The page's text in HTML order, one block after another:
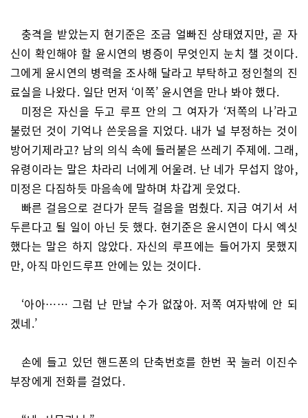
충격을 받았는지 현기준은 조금 얼빠진 상태였지만, 곧 자
신이 확인해야 할 윤시연의 병증이 무엇인지 눈치 챌 것이다.
그에게 윤시연의 병력을 조사해 달라고 부탁하고 정인철의 진
료실을 나왔다. 일단 먼저 ‘이쪽’ 윤시연을 만나 봐야 했다.
미정은 자신을 두고 루프 안의 그 여자가 ‘저쪽의 나’라고
불렀던 것이 기억나 쓴웃음을 지었다. 내가 널 부정하는 것이
방어기제라고? 남의 의식 속에 들러붙은 쓰레기 주제에. 그래,
유령이라는 말은 차라리 너에게 어울려. 난 네가 무섭지 않아,
미정은 다짐하듯 마음속에 말하며 차갑게 웃었다.
빠른 걸음으로 걷다가 문득 걸음을 멈췄다. 지금 여기서 서
두른다고 될 일이 아닌 듯 했다. 현기준은 윤시연이 다시 엑싯
했다는 말은 하지 않았다. 자신의 루프에는 들어가지 못했지
만, 아직 마인드루프 안에는 있는 것이다.
‘아아…… 그럼 난 만날 수가 없잖아. 저쪽 여자밖에 안 되
겠네.’
손에 들고 있던 핸드폰의 단축번호를 한번 꾹 눌러 이진수
부장에게 전화를 걸었다.